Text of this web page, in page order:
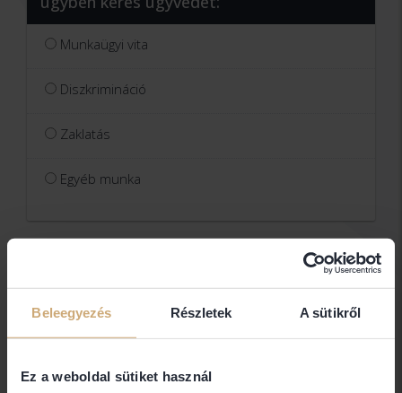
Beleegyezés Részletek A sütikről
Ez a weboldal sütiket használ
Munkaügyi vita
Diszkrimináció
Zaklatás
Egyéb munka
2 Kérdőív kitöltése